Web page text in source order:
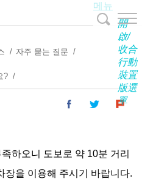
메뉴
開
啟/
收合
行動
裝置
版選
單
자주 묻는 질문
?
하오니 도보로 약 10분 거리
장을 이용해 주시기 바랍니다.